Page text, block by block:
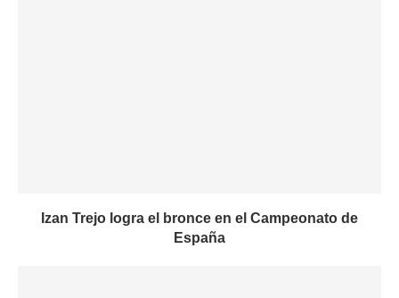
Izan Trejo logra el bronce en el Campeonato de
España